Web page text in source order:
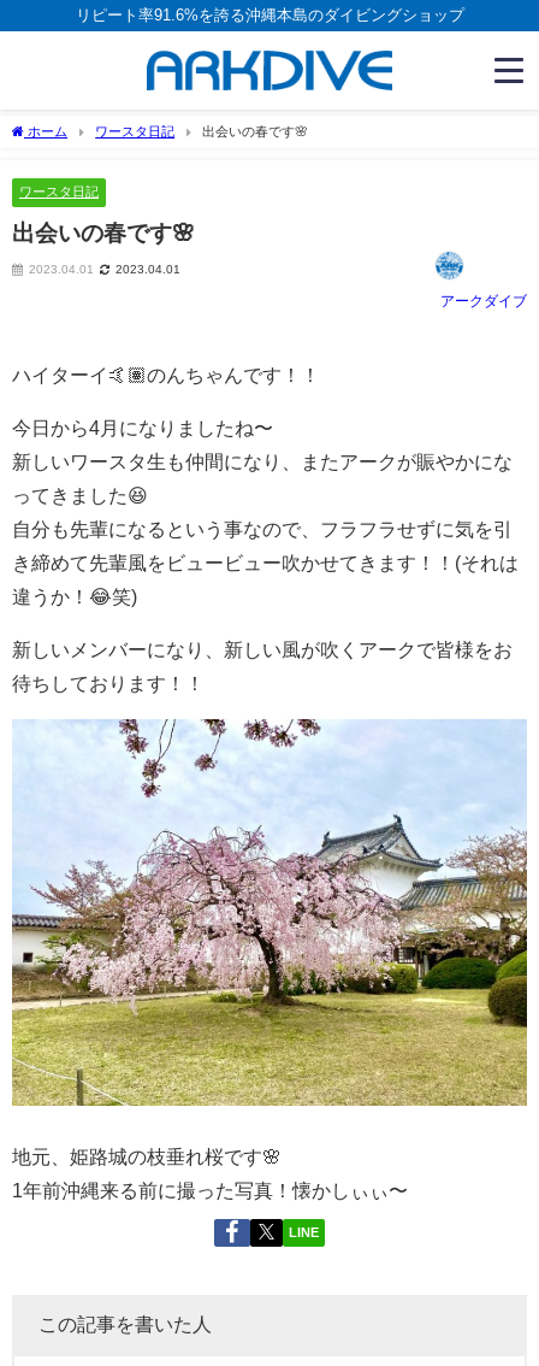
リピート率91.6%を誇る沖縄本島のダイビングショップ
ホーム ワースタ日記 出会いの春です🌸
ワースタ日記
出会いの春です🌸
2023.04.01 2023.04.01
アークダイブ
ハイターイ🤙🏽のんちゃんです！！
今日から4月になりましたね〜
新しいワースタ生も仲間になり、またアークが賑やかにな
ってきました😆
自分も先輩になるという事なので、フラフラせずに気を引
き締めて先輩風をビュービュー吹かせてきます！！(それは
違うか！😂笑)
新しいメンバーになり、新しい風が吹くアークで皆様をお
待ちしております！！
地元、姫路城の枝垂れ桜です🌸
1年前沖縄来る前に撮った写真！懐かしぃぃ〜
LINE
この記事を書いた人